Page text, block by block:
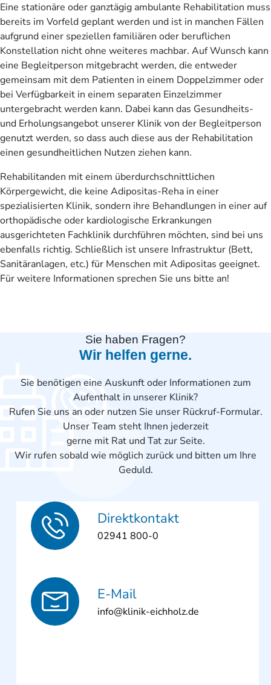
Eine stationäre oder ganztägig ambulante Rehabilitation muss
bereits im Vorfeld geplant werden und ist in manchen Fällen
aufgrund einer speziellen familiären oder beruflichen
Konstellation nicht ohne weiteres machbar. Auf Wunsch kann
eine Begleitperson mitgebracht werden, die entweder
gemeinsam mit dem Patienten in einem Doppelzimmer oder
bei Verfügbarkeit in einem separaten Einzelzimmer
untergebracht werden kann. Dabei kann das Gesundheits-
und Erholungsangebot unserer Klinik von der Begleitperson
genutzt werden, so dass auch diese aus der Rehabilitation
einen gesundheitlichen Nutzen ziehen kann.
Rehabilitanden mit einem überdurchschnittlichen
Körpergewicht, die keine Adipositas-Reha in einer
spezialisierten Klinik, sondern ihre Behandlungen in einer auf
orthopädische oder kardiologische Erkrankungen
ausgerichteten Fachklinik durchführen möchten, sind bei uns
ebenfalls richtig. Schließlich ist unsere Infrastruktur (Bett,
Sanitäranlagen, etc.) für Menschen mit Adipositas geeignet.
Für weitere Informationen sprechen Sie uns bitte an!
Sie haben Fragen?
Wir helfen gerne.
Sie benötigen eine Auskunft oder Informationen zum
Aufenthalt in unserer Klinik?
Rufen Sie uns an oder nutzen Sie unser Rückruf-Formular.
Unser Team steht Ihnen jederzeit
gerne mit Rat und Tat zur Seite.
Wir rufen sobald wie möglich zurück und bitten um Ihre
Geduld.
Direktkontakt
02941 800-0
E-Mail
info@klinik-eichholz.de